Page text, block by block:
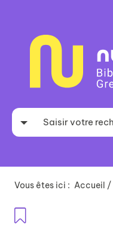
recherche
Vous êtes ici : Accueil /